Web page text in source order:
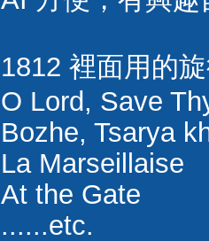
1812 裡面用的
O Lord, Save
Bozhe, Tsarya
La Marseillaise
At the Gate
......etc.